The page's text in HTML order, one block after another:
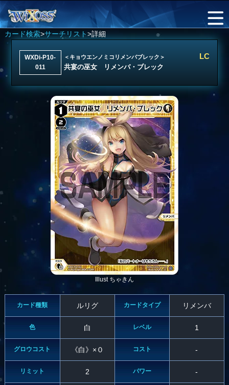
カード検索>サーチリスト>詳細
WXDi-P10-
011
＜キョウエンノミコリメンバブレック＞
共宴の巫女 リメンバ・ブレック
LC
Illust ちゃきん
カード種類 ルリグ カードタイプ リメンバ
色 白 レベル 1
グロウコスト 《白》×０ コスト -
リミット 2 パワー -